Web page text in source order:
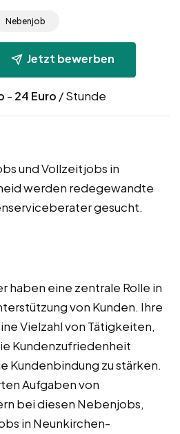
Nebenjob
Jetzt bewerben
- 24 Euro / Stunde
und Vollzeitjobs in
werden redegewandte
gesucht.
haben eine zentrale Rolle in
von Kunden. Ihre
Vielzahl von Tätigkeiten,
Kundenzufriedenheit
Kundenbindung zu stärken.
Aufgaben von
bei diesen Nebenjobs,
in Neunkirchen-